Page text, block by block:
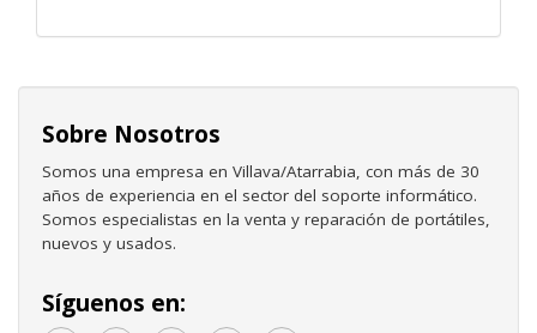
Sobre Nosotros
Somos una empresa en Villava/Atarrabia, con más de 30
años de experiencia en el sector del soporte informático.
Somos especialistas en la venta y reparación de portátiles,
nuevos y usados.
Síguenos en: